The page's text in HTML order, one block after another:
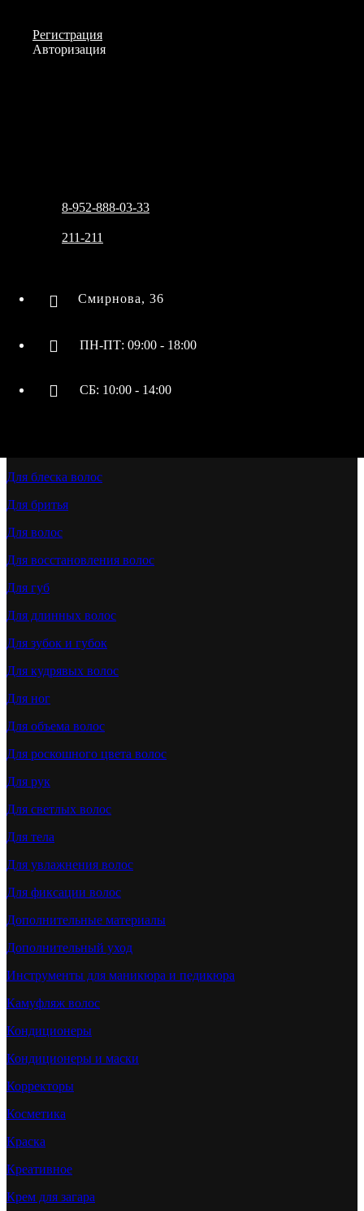
Регистрация
Авторизация
8-952-888-03-33
211-211
Смирнова, 36
ПН-ПТ: 09:00 - 18:00
СБ: 10:00 - 14:00
Аксессуары для солярия
Бальзамы
Брашинги
Для блеска волос
Для бритья
Для волос
Для восстановления волос
Для губ
Для длинных волос
Для зубок и губок
Для кудрявых волос
Для ног
Для объема волос
Для роскошного цвета волос
Для рук
Для светлых волос
Для тела
Для увлажнения волос
Для фиксации волос
Дополнительные материалы
Дополнительный уход
Инструменты для маникюра и педикюра
Камуфляж волос
Кондиционеры
Кондиционеры и маски
Корректоры
Косметика
Краска
Креативное
Крем для загара